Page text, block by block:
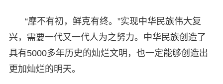
“靡不有初，鲜克有终。”实现中华民族伟大复
兴，需要一代又一代人为之努力。中华民族创造了
具有5000多年历史的灿烂文明，也一定能够创造出
更加灿烂的明天。